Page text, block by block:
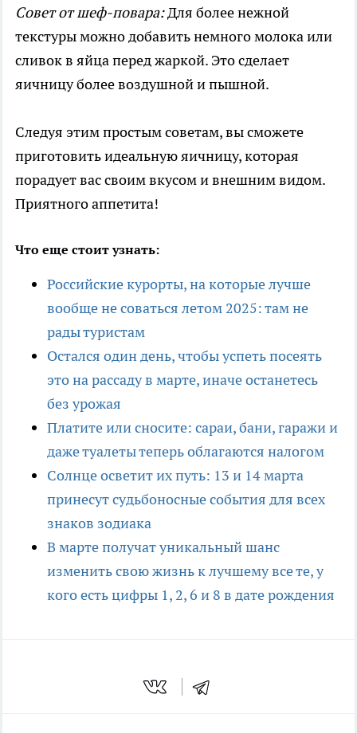
Совет от шеф-повара:Для более нежной
текстуры можно добавить немного молока или
сливок в яйца перед жаркой. Это сделает
яичницу более воздушной и пышной.
Следуя этим простым советам, вы сможете
приготовить идеальную яичницу, которая
порадует вас своим вкусом и внешним видом.
Приятного аппетита!
Что еще стоит узнать:
Российские курорты, на которые лучше
вообще не соваться летом 2025: там не
рады туристам
Остался один день, чтобы успеть посеять
это на рассаду в марте, иначе останетесь
без урожая
Платите или сносите: сараи, бани, гаражи и
даже туалеты теперь облагаются налогом
Солнце осветит их путь: 13 и 14 марта
принесут судьбоносные события для всех
знаков зодиака
В марте получат уникальный шанс
изменить свою жизнь к лучшему все те, у
кого есть цифры 1, 2, 6 и 8 в дате рождения